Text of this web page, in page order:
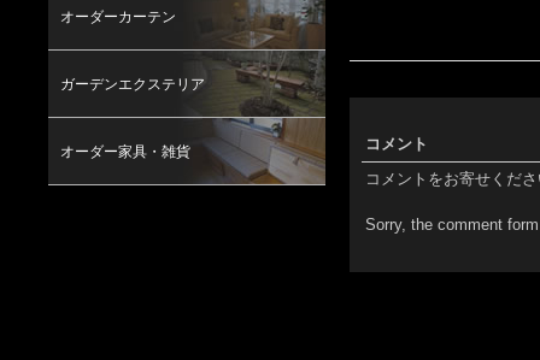
オーダーカーテン
ガーデンエクステリア
オーダー家具・雑貨
コメント
コメントをお寄せくだ
Sorry, the comment